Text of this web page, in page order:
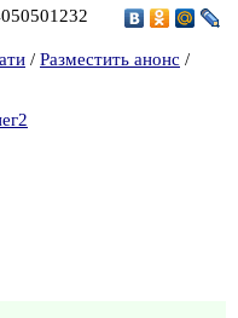
/ Разместить анонс /